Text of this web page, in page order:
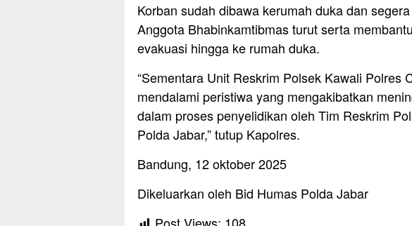
Korban sudah dibawa kerumah duka dan
Anggota Bhabinkamtibmas turut serta
evakuasi hingga ke rumah duka.
“Sementara Unit Reskrim Polsek Kawali Polres
mendalami peristiwa yang mengakibatkan
dalam proses penyelidikan oleh Tim Reskrim
Polda Jabar,” tutup Kapolres.
Bandung, 12 oktober 2025
Dikeluarkan oleh Bid Humas Polda Jabar